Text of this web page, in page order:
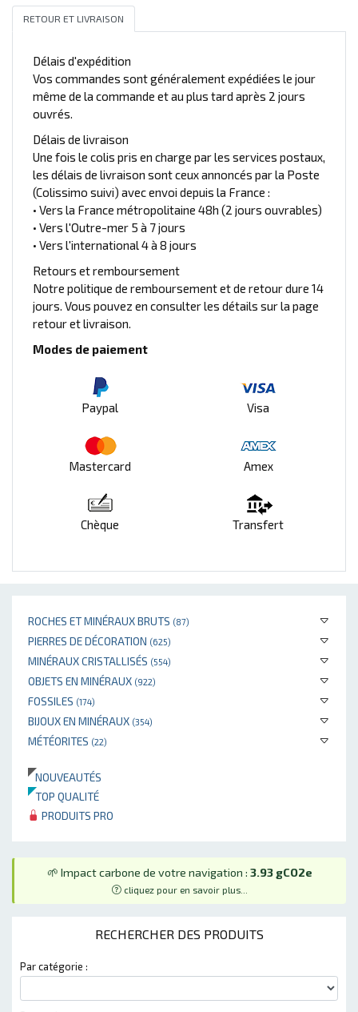
ROCHES ET MINÉRAUX BRUTS (87)
PIERRES DE DÉCORATION (625)
MINÉRAUX CRISTALLISÉS (554)
OBJETS EN MINÉRAUX (922)
FOSSILES (174)
BIJOUX EN MINÉRAUX (354)
MÉTÉORITES (22)
NOUVEAUTÉS
TOP QUALITÉ
PRODUITS PRO
🌱 Impact carbone de votre navigation : 3.93 gCO2e
cliquez pour en savoir plus...
RECHERCHER DES PRODUITS
Par catégorie :
RETOUR ET LIVRAISON
Délais d'expédition
Vos commandes sont généralement expédiées le jour
même de la commande et au plus tard après 2 jours
ouvrés.
Délais de livraison
Une fois le colis pris en charge par les services postaux,
les délais de livraison sont ceux annoncés par la Poste
(Colissimo suivi) avec envoi depuis la France :
• Vers la France métropolitaine 48h (2 jours ouvrables)
• Vers l'Outre-mer 5 à 7 jours
• Vers l'international 4 à 8 jours
Retours et remboursement
Notre politique de remboursement et de retour dure 14
jours. Vous pouvez en consulter les détails sur la page
retour et livraison.
Modes de paiement
Paypal Visa
Mastercard Amex
Chèque Transfert